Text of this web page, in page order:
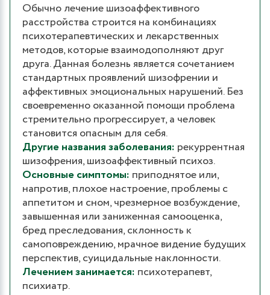
Обычно лечение шизоаффективного
расстройства строится на комбинациях
психотерапевтических и лекарственных
методов, которые взаимодополняют друг
друга. Данная болезнь является сочетанием
стандартных проявлений шизофрении и
аффективных эмоциональных нарушений. Без
своевременно оказанной помощи проблема
стремительно прогрессирует, а человек
становится опасным для себя.
Другие названия заболевания: рекуррентная
шизофрения, шизоаффективный психоз.
Основные симптомы: приподнятое или,
напротив, плохое настроение, проблемы с
аппетитом и сном, чрезмерное возбуждение,
завышенная или заниженная самооценка,
бред преследования, склонность к
самоповреждению, мрачное видение будущих
перспектив, суицидальные наклонности.
Лечением занимается: психотерапевт,
психиатр.